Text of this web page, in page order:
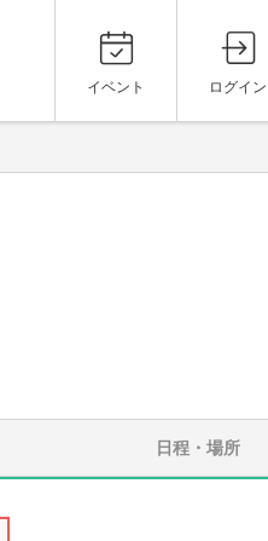
イベント ログイン
日程・場所